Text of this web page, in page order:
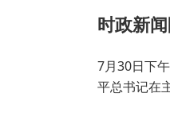
时政新
7月30日下
平总书记在